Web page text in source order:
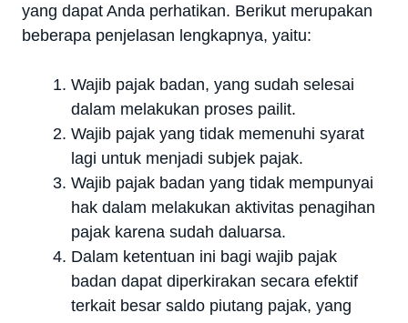
yang dapat Anda perhatikan. Berikut merupakan
beberapa penjelasan lengkapnya, yaitu:
Wajib pajak badan, yang sudah selesai
dalam melakukan proses pailit.
Wajib pajak yang tidak memenuhi syarat
lagi untuk menjadi subjek pajak.
Wajib pajak badan yang tidak mempunyai
hak dalam melakukan aktivitas penagihan
pajak karena sudah daluarsa.
Dalam ketentuan ini bagi wajib pajak
badan dapat diperkirakan secara efektif
terkait besar saldo piutang pajak, yang